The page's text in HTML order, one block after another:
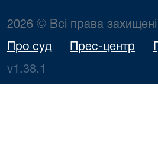
2026 © Всі права захищені
Про суд Прес-центр
v1.38.1